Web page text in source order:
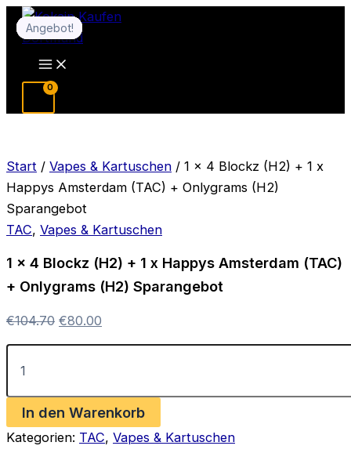
Zum
Inhalt
springen
Main
Menu
Angebot!
Start / Vapes & Kartuschen / 1 x 4 Blockz (H2) + 1 x
Happys Amsterdam (TAC) + Onlygrams (H2)
Sparangebot
TAC, Vapes & Kartuschen
1 x 4 Blockz (H2) + 1 x Happys Amsterdam (TAC)
+ Onlygrams (H2) Sparangebot
€104.70 Ursprünglicher
Preis
€80.00
Preis
1
Blockz
(H2)
+
1
In den Warenkorb
Kategorien: TAC, Vapes & Kartuschen
Angebot!
Angebot!
Angebot!
Angebot!
Angebot!
Angebot!